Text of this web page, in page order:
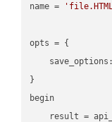
name =
opts = {
}
begin
result =